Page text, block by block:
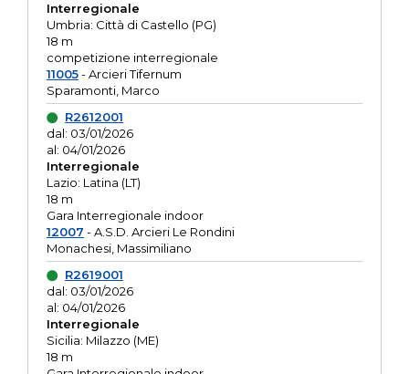
Interregionale
Umbria: Città di Castello (PG)
18 m
competizione interregionale
11005- Arcieri Tifernum
Sparamonti, Marco
R2612001
dal: 03/01/2026
al: 04/01/2026
Interregionale
Lazio: Latina (LT)
18 m
Gara Interregionale indoor
12007 - A.S.D. Arcieri Le Rondini
Monachesi, Massimiliano
R2619001
dal: 03/01/2026
al: 04/01/2026
Interregionale
Sicilia: Milazzo (ME)
18 m